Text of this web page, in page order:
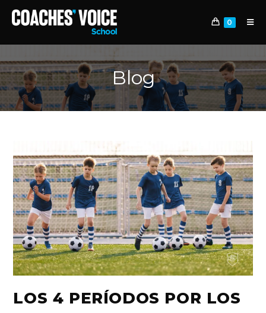
0
Blog
LOS 4 PERÍODOS POR LOS